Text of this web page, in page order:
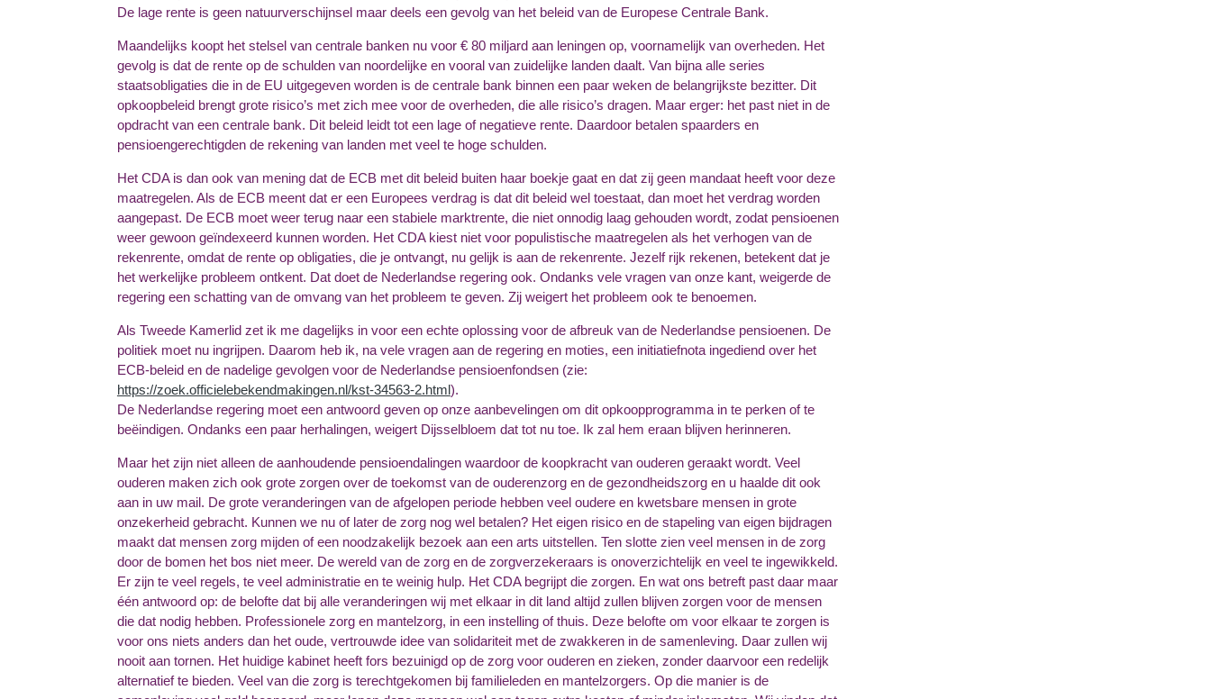
De lage rente is geen natuurverschijnsel maar deels een gevolg van het beleid van de Europese Centrale Bank.
Maandelijks koopt het stelsel van centrale banken nu voor € 80 miljard aan leningen op, voornamelijk van overheden. Het
gevolg is dat de rente op de schulden van noordelijke en vooral van zuidelijke landen daalt. Van bijna alle series
staatsobligaties die in de EU uitgegeven worden is de centrale bank binnen een paar weken de belangrijkste bezitter. Dit
opkoopbeleid brengt grote risico’s met zich mee voor de overheden, die alle risico’s dragen. Maar erger: het past niet in de
opdracht van een centrale bank. Dit beleid leidt tot een lage of negatieve rente. Daardoor betalen spaarders en
pensioengerechtigden de rekening van landen met veel te hoge schulden.
Het CDA is dan ook van mening dat de ECB met dit beleid buiten haar boekje gaat en dat zij geen mandaat heeft voor deze
maatregelen. Als de ECB meent dat er een Europees verdrag is dat dit beleid wel toestaat, dan moet het verdrag worden
aangepast. De ECB moet weer terug naar een stabiele marktrente, die niet onnodig laag gehouden wordt, zodat pensioenen
weer gewoon geïndexeerd kunnen worden. Het CDA kiest niet voor populistische maatregelen als het verhogen van de
rekenrente, omdat de rente op obligaties, die je ontvangt, nu gelijk is aan de rekenrente. Jezelf rijk rekenen, betekent dat je
het werkelijke probleem ontkent. Dat doet de Nederlandse regering ook. Ondanks vele vragen van onze kant, weigerde de
regering een schatting van de omvang van het probleem te geven. Zij weigert het probleem ook te benoemen.
Als Tweede Kamerlid zet ik me dagelijks in voor een echte oplossing voor de afbreuk van de Nederlandse pensioenen. De
politiek moet nu ingrijpen. Daarom heb ik, na vele vragen aan de regering en moties, een initiatiefnota ingediend over het
ECB-beleid en de nadelige gevolgen voor de Nederlandse pensioenfondsen (zie:
https://zoek.officielebekendmakingen.nl/kst-34563-2.html).
De Nederlandse regering moet een antwoord geven op onze aanbevelingen om dit opkoopprogramma in te perken of te
beëindigen. Ondanks een paar herhalingen, weigert Dijsselbloem dat tot nu toe. Ik zal hem eraan blijven herinneren.
Maar het zijn niet alleen de aanhoudende pensioendalingen waardoor de koopkracht van ouderen geraakt wordt. Veel
ouderen maken zich ook grote zorgen over de toekomst van de ouderenzorg en de gezondheidszorg en u haalde dit ook
aan in uw mail. De grote veranderingen van de afgelopen periode hebben veel oudere en kwetsbare mensen in grote
onzekerheid gebracht. Kunnen we nu of later de zorg nog wel betalen? Het eigen risico en de stapeling van eigen bijdragen
maakt dat mensen zorg mijden of een noodzakelijk bezoek aan een arts uitstellen. Ten slotte zien veel mensen in de zorg
door de bomen het bos niet meer. De wereld van de zorg en de zorgverzekeraars is onoverzichtelijk en veel te ingewikkeld.
Er zijn te veel regels, te veel administratie en te weinig hulp. Het CDA begrijpt die zorgen. En wat ons betreft past daar maar
één antwoord op: de belofte dat bij alle veranderingen wij met elkaar in dit land altijd zullen blijven zorgen voor de mensen
die dat nodig hebben. Professionele zorg en mantelzorg, in een instelling of thuis. Deze belofte om voor elkaar te zorgen is
voor ons niets anders dan het oude, vertrouwde idee van solidariteit met de zwakkeren in de samenleving. Daar zullen wij
nooit aan tornen. Het huidige kabinet heeft fors bezuinigd op de zorg voor ouderen en zieken, zonder daarvoor een redelijk
alternatief te bieden. Veel van die zorg is terechtgekomen bij familieleden en mantelzorgers. Op die manier is de